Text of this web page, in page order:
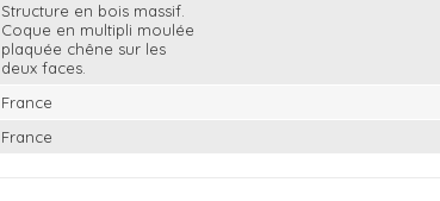
Structure en bois massif.
Coque en multipli moulée
plaquée chêne sur les
deux faces.
France
France